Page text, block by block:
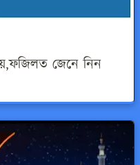
জেনে নিন